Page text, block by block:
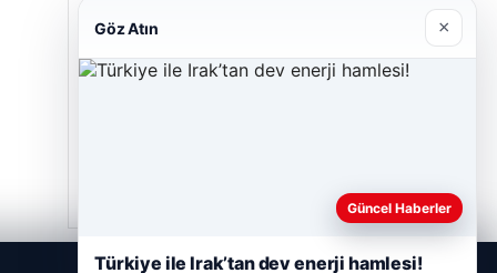
Göz Atın ×
Güncel Haberler
Türkiye ile Irak’tan dev enerji hamlesi!